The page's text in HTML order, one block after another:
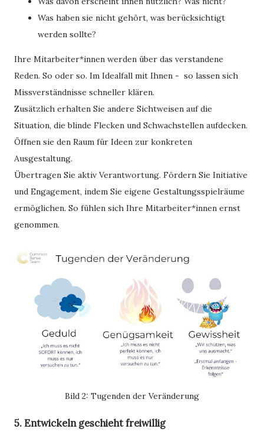
Was haben sie nicht gehört, was berücksichtigt
werden sollte?
Ihre Mitarbeiter*innen werden über das verstandene
Reden. So oder so. Im Idealfall mit Ihnen - so lassen sich
Missverständnisse schneller klären.
Zusätzlich erhalten Sie andere Sichtweisen auf die
Situation, die blinde Flecken und Schwachstellen aufdecken.
Öffnen sie den Raum für Ideen zur konkreten
Ausgestaltung.
Übertragen Sie aktiv Verantwortung. Fördern Sie Initiative
und Engagement, indem Sie eigene Gestaltungsspielräume
ermöglichen. So fühlen sich Ihre Mitarbeiter*innen ernst
genommen.
Bild 2: Tugenden der Veränderung
5. Entwickeln geschieht freiwillig